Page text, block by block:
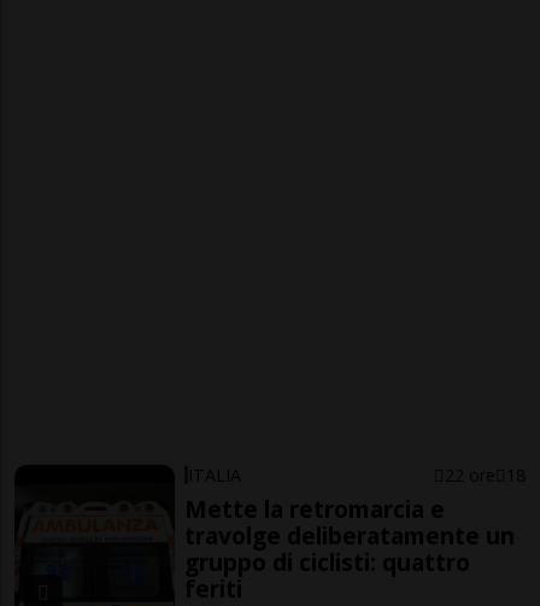
ITALIA 22 ore 18
Mette la retromarcia e
travolge deliberatamente un
gruppo di ciclisti: quattro
feriti